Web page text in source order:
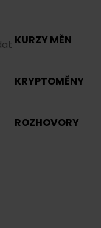
KURZY MĚN
KRYPTOMĚNY
ROZHOVORY